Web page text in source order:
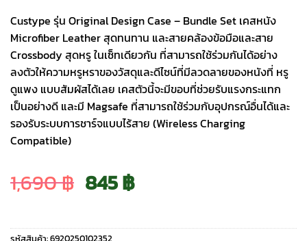
Custype รุ่น Original Design Case – Bundle Set เคสหนัง
Microfiber Leather สุดทนทาน และสายคล้องข้อมือและสาย
Crossbody สุดหรู ในเซ็ทเดียวกัน ที่สามารถใช้ร่วมกันได้อย่าง
ลงตัวให้ความหรูหราของวัสดุและดีไซน์ที่มีลวดลายของหนังที่ หรู
ดูแพง แบบสัมผัสได้เลย เคสตัวนี้จะมีขอบที่ช่วยรับแรงกระแทก
เป็นอย่างดี และมี Magsafe ที่สามารถใช้ร่วมกับอุปกรณ์อื่นได้และ
รองรับระบบการชาร์จแบบไร้สาย (Wireless Charging
Compatible)
1,690฿ Original
price
845฿Current
price